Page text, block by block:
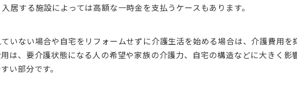
居する施設によっては高額な一時金を支払うケースもあります。
いない場合や自宅をリフォームせずに介護生活を始める場合は、介護費用を
は、要介護状態になる人の希望や家族の介護力、自宅の構造などに大きく影
い部分です。